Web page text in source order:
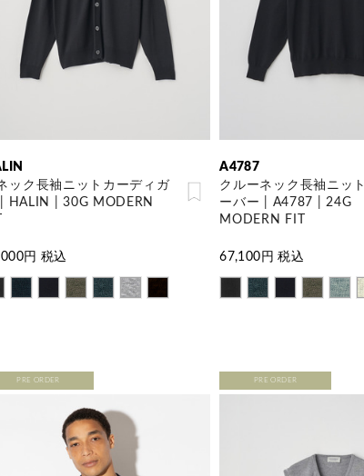
ック長袖ニットカーディガ
HALIN | 30G MODERN
円 税込
A4787
クルーネック長袖ニッ
ーバー | A4787 | 24G
MODERN FIT
67,100 円 税込
PRE ORDER PRE ORDER